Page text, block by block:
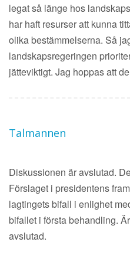
legat så länge hos
har haft resurser att kunna
olika bestämmelserna. Så
landskapsregeringen
jätteviktigt. Jag hoppas att
Talmannen
Diskussionen är avslutad.
Förslaget i presidentens
lagtingets bifall i enlighet
bifallet i första behandling.
avslutad.